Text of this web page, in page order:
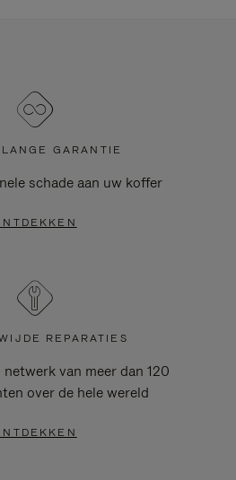
GARANTIE
schade aan uw koffer
REPARATIES
van meer dan 120
over de hele wereld